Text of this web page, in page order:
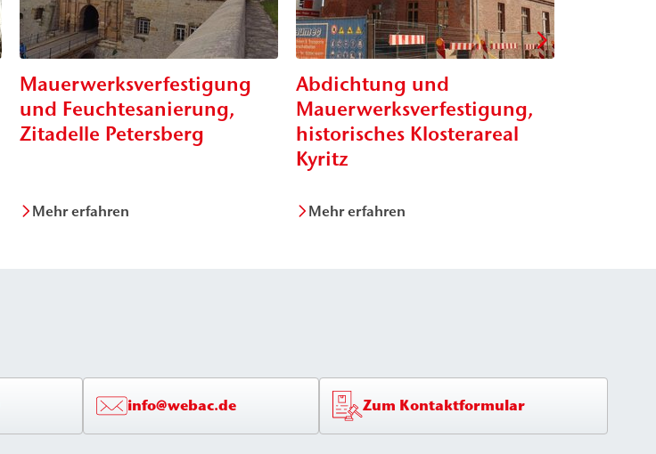
Mauerwerksverfestigung
und Feuchtesanierung,
Zitadelle Petersberg
Mehr erfahren
Abdichtung und
Mauerwerksverfestigung,
historisches Klosterareal
Kyritz
Mehr erfahren
info@webac.de Zum Kontaktformular